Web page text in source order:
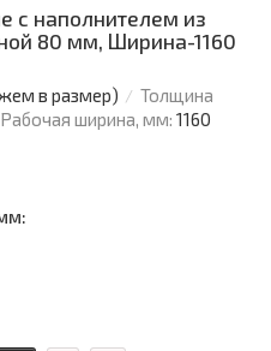
с наполнителем из
80 мм, Ширина-1160
в размер)
Толщина
Рабочая ширина, мм: 1160